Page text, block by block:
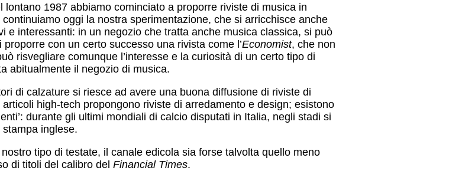
lontano 1987 abbiamo cominciato a proporre riviste di musica in
oggi la nostra sperimentazione, che si arricchisce anche
e interessanti: in un negozio che tratta anche musica classica, si può
con un certo successo una rivista come l’Economist, che non
risvegliare comunque l’interesse e la curiosità di un certo tipo di
abitualmente il negozio di musica.
di calzature si riesce ad avere una buona diffusione di riviste di
high-tech propongono riviste di arredamento e design; esistono
durante gli ultimi mondiali di calcio disputati in Italia, negli stadi si
inglese.
tipo di testate, il canale edicola sia forse talvolta quello meno
di titoli del calibro del Financial Times.